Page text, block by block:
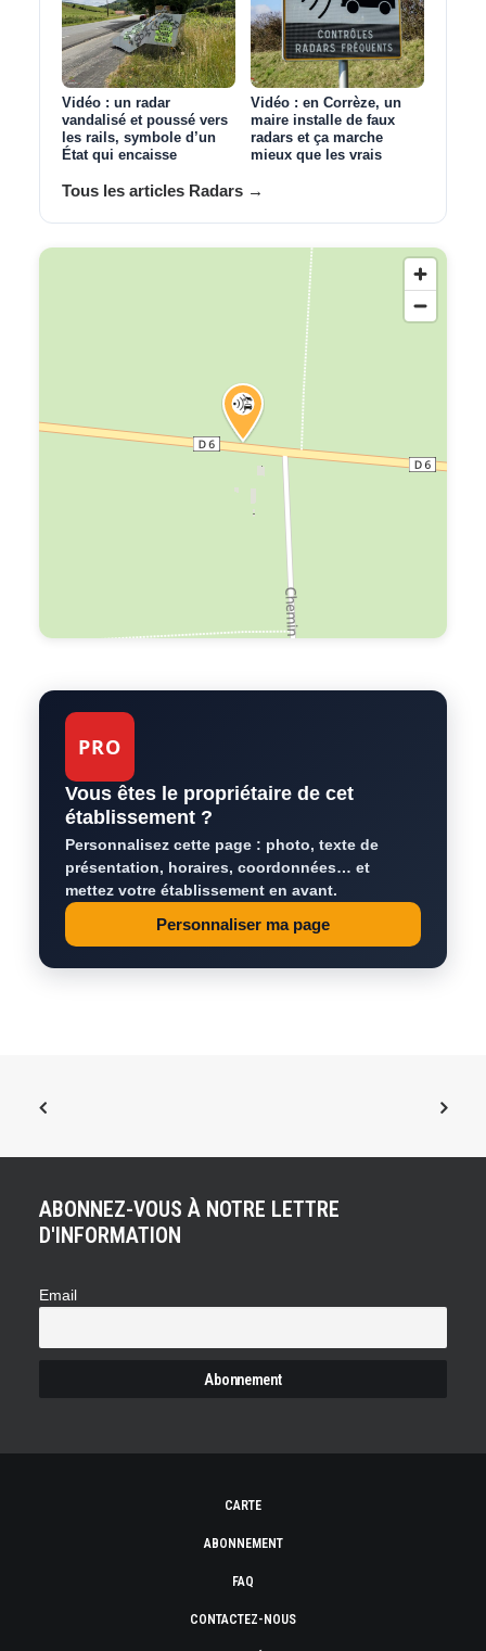
Vidéo : un radar
vandalisé et poussé vers
les rails, symbole d’un
État qui encaisse
Vidéo : en Corrèze, un
maire installe de faux
radars et ça marche
mieux que les vrais
Tous les articles Radars →
PRO
Vous êtes le propriétaire de cet
établissement ?
Personnalisez cette page : photo, texte de
présentation, horaires, coordonnées… et
mettez votre établissement en avant.
Personnaliser ma page
ABONNEZ-VOUS À NOTRE LETTRE
D'INFORMATION
Email
CARTE
ABONNEMENT
FAQ
CONTACTEZ-NOUS